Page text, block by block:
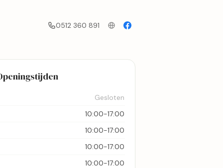
0512 360 891
Gesloten
10:00-17:00
10:00-17:00
10:00-17:00
10:00-17:00